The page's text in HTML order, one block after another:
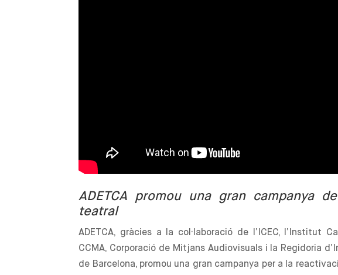
ADETCA promou una gran campanya
teatral
ADETCA, gràcies a la col·laboració de l’ICEC, l’Institut
CCMA, Corporació de Mitjans Audiovisuals i la Regidoria
de Barcelona, promou una gran campanya per a la